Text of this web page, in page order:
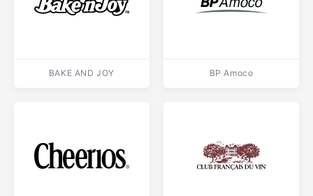
BAKE AND JOY BP Amoco